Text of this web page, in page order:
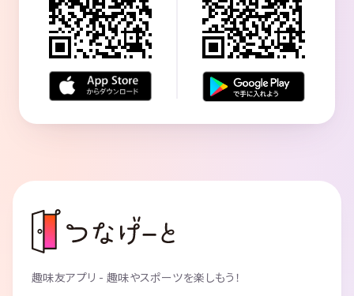
趣味友アプリ - 趣味やスポーツを楽しもう！